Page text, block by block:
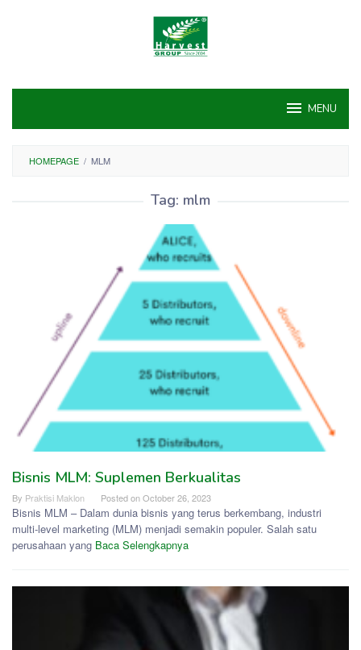
MENU
HOMEPAGE / MLM
Tag: mlm
Bisnis MLM: Suplemen Berkualitas
By Praktisi Maklon Posted onOctober 26, 2023
Bisnis MLM – Dalam dunia bisnis yang terus berkembang, industri
multi-level marketing (MLM) menjadi semakin populer. Salah satu
perusahaan yang Baca Selengkapnya